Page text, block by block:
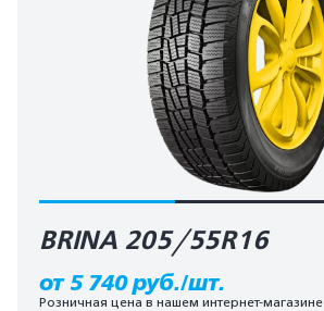
BRINA 205/55R16
от 5 740 руб./шт.
Розничная цена в нашем интернет-магазине